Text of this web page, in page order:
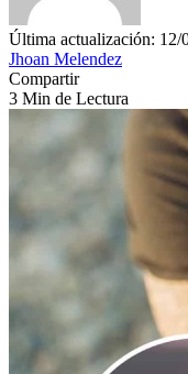
Última actualización: 12/
Jhoan Melendez
Compartir
3 Min de Lectura